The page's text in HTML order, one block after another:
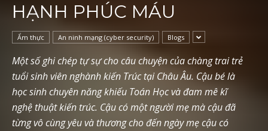
HẠNH PHÚC MÁU
Ẩm thực An ninh mạng (cyber security) Blogs
Một số ghi chép tự sự cho câu chuyện của chàng trai trẻ
tuổi sinh viên nghành kiến Trúc tại Châu Âu. Cậu bé là
học sinh chuyên năng khiếu Toán Học và đam mê kĩ
nghệ thuật kiến trúc. Cậu có một người mẹ mà cậu đã
từng vô cùng yêu và thương cho đến ngày mẹ cậu có